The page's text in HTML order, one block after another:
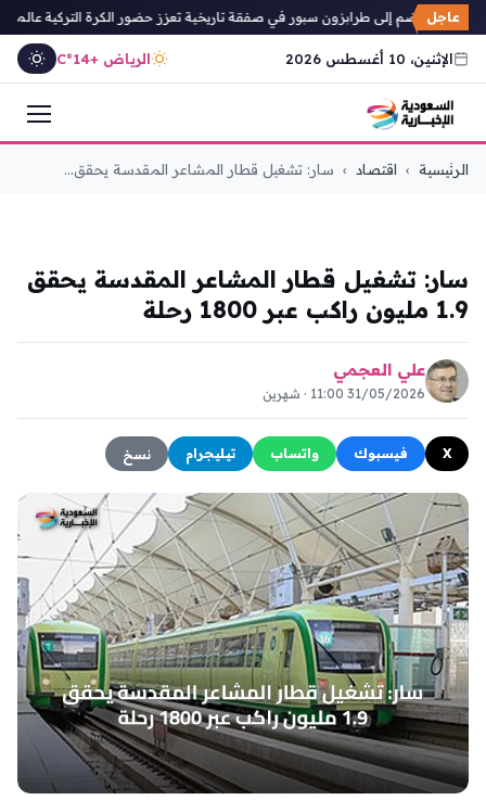
عاجل
ينضم إلى طرابزون سبور في صفقة تاريخية تعزز حضور الكرة التركية عالمياً
الإثنين، 10 أغسطس 2026 الرياض +14°C
التجاوز
الرئيسية › اقتصاد › سار: تشغيل قطار المشاعر المقدسة يحقق...
سار: تشغيل قطار المشاعر المقدسة يحقق
1.9 مليون راكب عبر 1800 رحلة
علي العجمي
31/05/2026 11:00 · شهرين
X فيسبوك واتساب تيليجرام نسخ